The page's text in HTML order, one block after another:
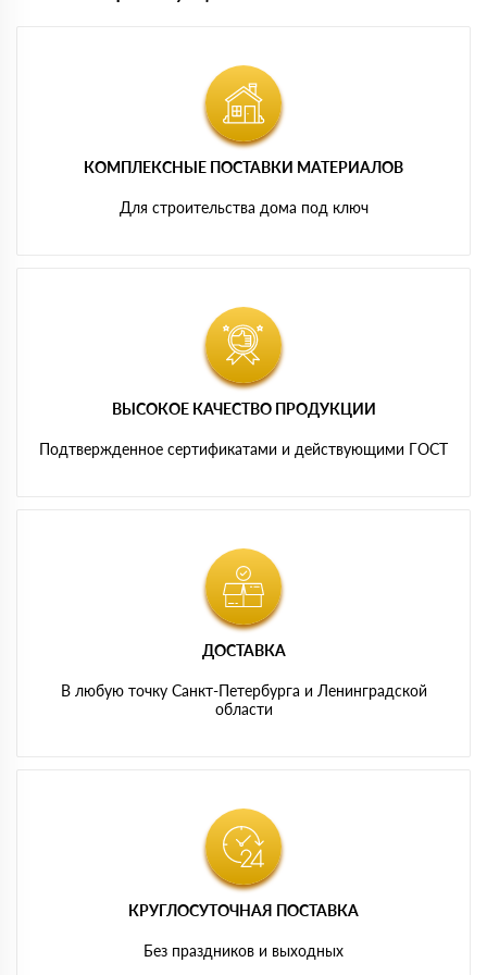
КОМПЛЕКСНЫЕ ПОСТАВКИ МАТЕРИАЛОВ
Для строительства дома под ключ
ВЫСОКОЕ КАЧЕСТВО ПРОДУКЦИИ
Подтвержденное сертификатами и действующими ГОСТ
ДОСТАВКА
В любую точку Санкт-Петербурга и Ленинградской
области
КРУГЛОСУТОЧНАЯ ПОСТАВКА
Без праздников и выходных